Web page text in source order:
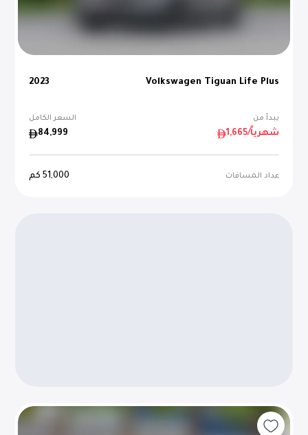
Volkswagen Tiguan Life Plus
2023
يبدأ من السعر الكامل
1,665 /شهرياً 84,999
عداد المسافات 51,000 كم